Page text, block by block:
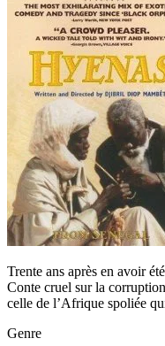
Trente ans après en avoir
Conte cruel sur la
celle de l’Afrique spoliée
Genre